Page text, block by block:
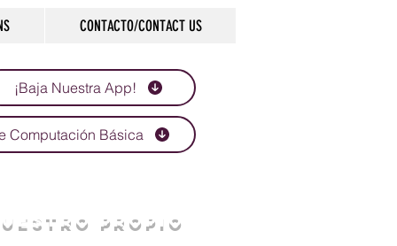
CONTACTO/CONTACT US
¡Baja Nuestra App!
Computación Básica
PROPIO